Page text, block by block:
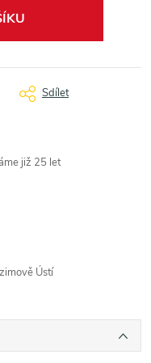
Sdílet
již 25 let
Ústí